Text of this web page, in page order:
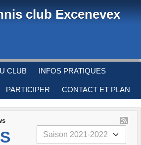
club Excenevex
CLUB INFOS PRATIQUES
PARTICIPER CONTACT ET PLAN
cookies